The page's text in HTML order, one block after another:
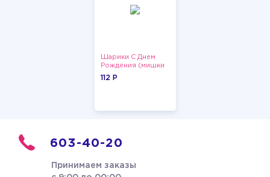
Шарики С Днем
Рождения (мишки
и тортики)
112 P
603-40-20
Принимаем заказы